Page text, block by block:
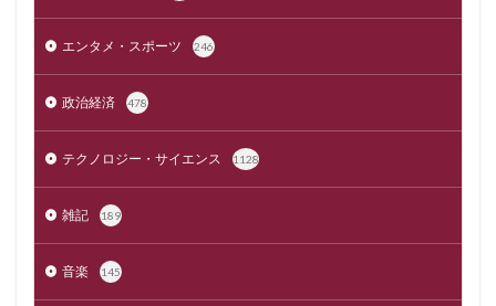
エンタメ・スポーツ 246
政治経済 478
テクノロジー・サイエンス 1128
雑記 189
音楽 145